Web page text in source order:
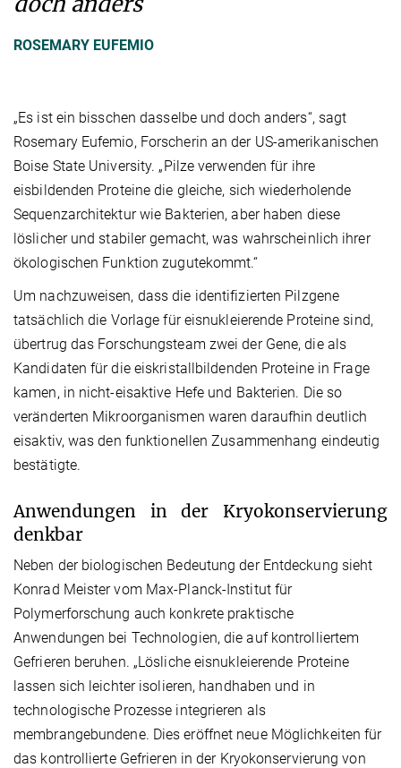
ROSEMARY EUFEMIO
„Es ist ein bisschen dasselbe und doch anders“, sagt
Rosemary Eufemio, Forscherin an der US-amerikanischen
Boise State University. „Pilze verwenden für ihre
eisbildenden Proteine die gleiche, sich wiederholende
Sequenzarchitektur wie Bakterien, aber haben diese
löslicher und stabiler gemacht, was wahrscheinlich ihrer
ökologischen Funktion zugutekommt.“
Um nachzuweisen, dass die identifizierten Pilzgene
tatsächlich die Vorlage für eisnukleierende Proteine sind,
übertrug das Forschungsteam zwei der Gene, die als
Kandidaten für die eiskristallbildenden Proteine in Frage
kamen, in nicht-eisaktive Hefe und Bakterien. Die so
veränderten Mikroorganismen waren daraufhin deutlich
eisaktiv, was den funktionellen Zusammenhang eindeutig
bestätigte.
Anwendungen in der Kryokonservierung
denkbar
Neben der biologischen Bedeutung der Entdeckung sieht
Konrad Meister vom Max-Planck-Institut für
Polymerforschung auch konkrete praktische
Anwendungen bei Technologien, die auf kontrolliertem
Gefrieren beruhen. „Lösliche eisnukleierende Proteine
lassen sich leichter isolieren, handhaben und in
technologische Prozesse integrieren als
membrangebundene. Dies eröffnet neue Möglichkeiten für
das kontrollierte Gefrieren in der Kryokonservierung von